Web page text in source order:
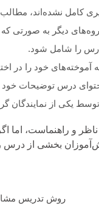
کامل نشده‌اند، مطالب
دیگر به صورتی
را شامل شود.
آموخته‌های خود را در
درس توضیحات خود
یکی از نمایندگان
و راهنماست، اما
بخشی از درس